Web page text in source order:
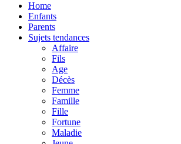
Home
Enfants
Parents
Sujets tendances
Affaire
Fils
Age
Décès
Femme
Famille
Fille
Fortune
Maladie